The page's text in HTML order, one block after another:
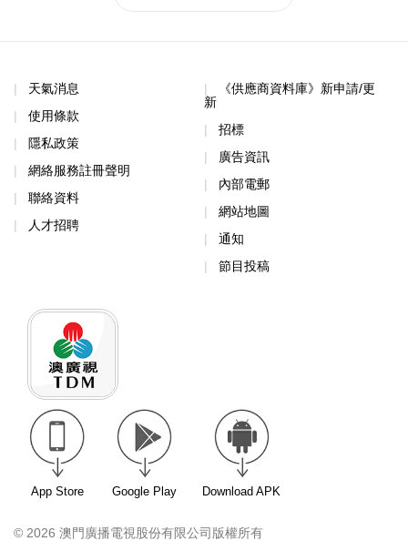
天氣消息
使用條款
隱私政策
網絡服務註冊聲明
聯絡資料
人才招聘
《供應商資料庫》新申請/更
新
招標
廣告資訊
內部電郵
網站地圖
通知
節目投稿
App Store Google Play Download APK
© 2026 澳門廣播電視股份有限公司版權所有